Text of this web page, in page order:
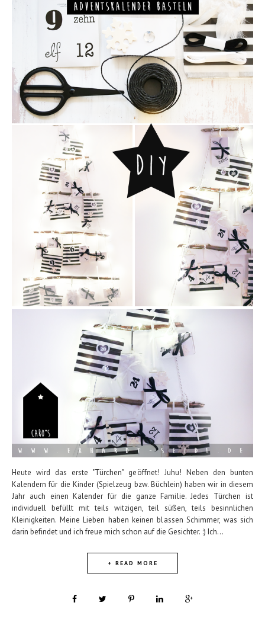
Heute wird das erste "Türchen" geöffnet! Juhu! Neben den bunten
Kalendern für die Kinder (Spielzeug bzw. Büchlein) haben wir in diesem
Jahr auch einen Kalender für die ganze Familie. Jedes Türchen ist
individuell befüllt mit teils witzigen, teil süßen, teils besinnlichen
Kleinigkeiten. Meine Lieben haben keinen blassen Schimmer, was sich
darin befindet und ich freue mich schon auf die Gesichter. :) Ich...
+ READ MORE